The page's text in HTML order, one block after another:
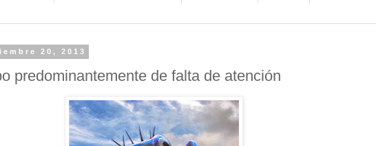
20, 2013
predominantemente de falta de atención